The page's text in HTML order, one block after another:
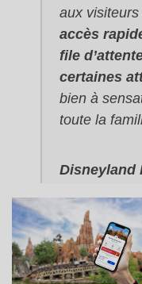
aux visiteurs
accès
file
certaines
bien à
toute la
Disneyland